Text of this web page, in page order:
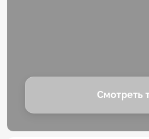
Смотреть